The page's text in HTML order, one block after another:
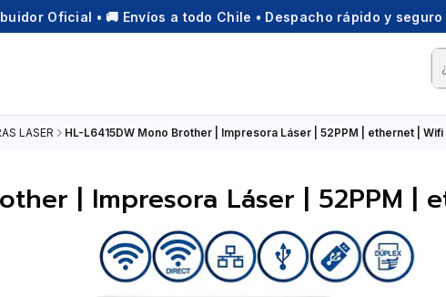
Oficial • 🚚 Envíos a todo Chile • Despacho rápido y seguro
LASER HL-L6415DW Mono Brother | Impresora Láser | 52PPM | ethernet | Wifi
| Impresora Láser | 52PPM |